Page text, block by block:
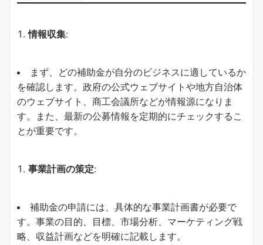
情報収集:
まず、どの補助金が自分のビジネスに適しているか
を確認します。政府の公式ウェブサイトや地方自治体
のウェブサイト、商工会議所などが情報源になりま
す。また、最新の公募情報を定期的にチェックするこ
とが重要です。
事業計画の策定:
補助金の申請には、具体的な事業計画書が必要で
す。事業の目的、目標、市場分析、マーケティング戦
略、収益計画などを明確に記載します。